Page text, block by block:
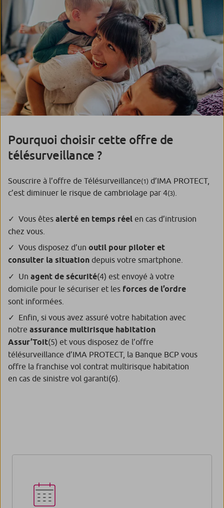
Pourquoi choisir cette offre de
télésurveillance ?
Souscrire à l’offre de Télésurveillance(1) d’IMA PROTECT,
c’est diminuer le risque de cambriolage par 4(3)
Vous êtes alerté en temps réel en cas d’intrusion
chez vous.
Vous disposez d’un outil pour piloter et
consulter la situation depuis votre smartphone.
Un agent de sécurité(4) est envoyé à votre
domicile pour le sécuriser et les forces de l’ordre
sont informées.
Enfin, si vous avez assuré votre habitation avec
notre assurance multirisque habitation
Assur’Toit(5) et vous disposez de l’offre
télésurveillance d’IMA PROTECT, la Banque BCP vous
offre la franchise vol contrat multirisque habitation
en cas de sinistre vol garanti(6)